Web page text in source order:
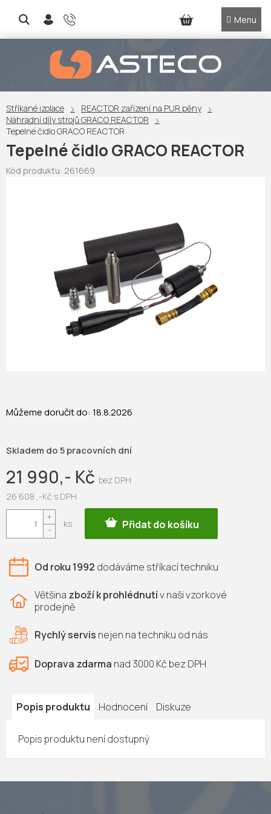
NÁKUPNÍ
KOŠÍK
Tepelné čidlo GRACO REACTOR
Kód produktu: 261669
21 990,- Kč
26 608 ,-Kč s DPH
Měrná
Skladem do 5 pracovních dní
Můžeme doručit do: 18.8.2026
Přidat do košíku
Od roku 1992 dodáváme stříkací techniku
Většina zboží k prohlédnutív naši vzorkové
prodejně
Rychlý servis nejen natechniku od nás
Doprava zdarma nad 3000 Kč bez DPH
Popis produktu Hodnocení Diskuze
Popis produktu není dostupný
Stříkané izolace
REACTOR zařízení na PUR pěny
Náhradní díly strojů GRACO REACTOR
Tepelné čidlo GRACO REACTOR